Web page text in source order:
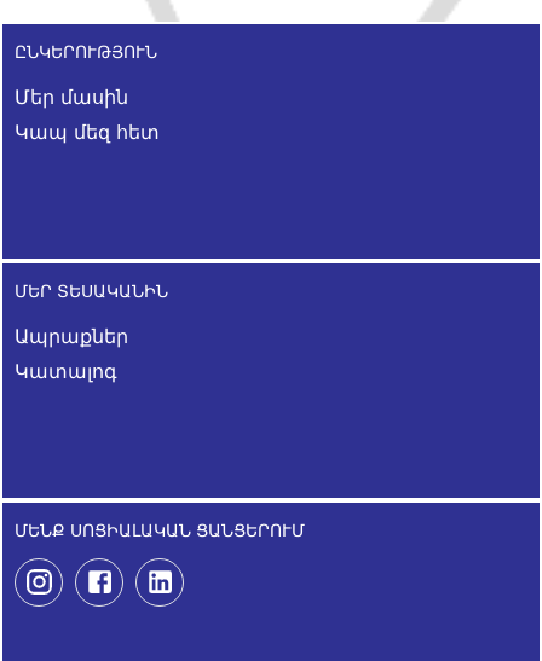
ԸՆԿԵՐՈՒԹՅՈՒՆ
Մեր մասին
Կապ մեզ հետ
ՄԵՐ ՏԵՍԱԿԱՆԻՆ
Ապրաքներ
Կատալոգ
ՄԵՆՔ ՍՈՑԻԱԼԱԿԱՆ ՑԱՆՑԵՐՈՒՄ